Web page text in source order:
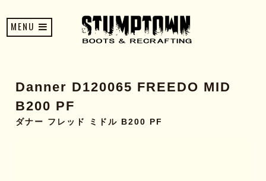
MENU
Danner D120065 FREEDO MID
B200 PF
ダナー フレッド ミドル B200 PF